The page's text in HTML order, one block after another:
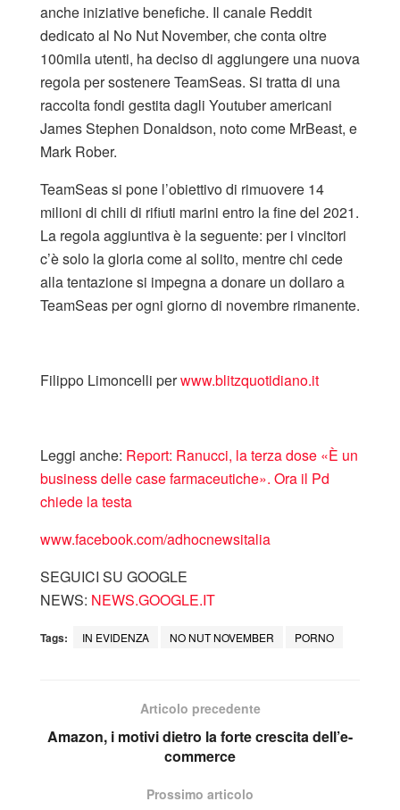
anche iniziative benefiche. Il canale Reddit
dedicato al No Nut November, che conta oltre
100mila utenti, ha deciso di aggiungere una nuova
regola per sostenere TeamSeas. Si tratta di una
raccolta fondi gestita dagli Youtuber americani
James Stephen Donaldson, noto come MrBeast, e
Mark Rober.
TeamSeas si pone l’obiettivo di rimuovere 14
milioni di chili di rifiuti marini entro la fine del 2021.
La regola aggiuntiva è la seguente: per i vincitori
c’è solo la gloria come al solito, mentre chi cede
alla tentazione si impegna a donare un dollaro a
TeamSeas per ogni giorno di novembre rimanente.
Filippo Limoncelli perwww.blitzquotidiano.it
Leggi anche: Report: Ranucci, la terza dose «È un
business delle case farmaceutiche». Ora il Pd
chiede la testa
www.facebook.com/adhocnewsitalia
SEGUICI SU GOOGLE
NEWS: NEWS.GOOGLE.IT
Tags: IN EVIDENZA NO NUT NOVEMBER PORNO
Articolo precedente
Amazon, i motivi dietro la forte crescita dell’e-
commerce
Prossimo articolo